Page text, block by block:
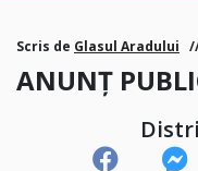
Scris de Glasul Aradului
ANUNȚ